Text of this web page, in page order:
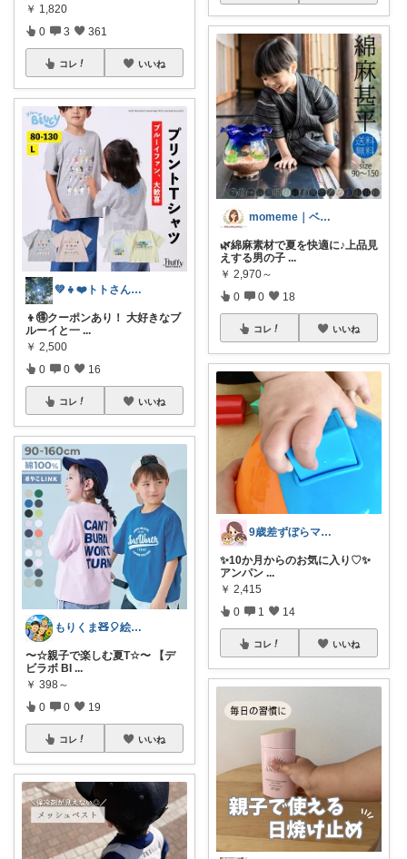
￥ 1,820
0 3 361
コレ いいね
💚👧❤️トトさん 8月🥵
👦🉐クーポンあり！ 大好きなブ
ルーイと一 ...
￥ 2,500
0 0 16
コレ いいね
もりくま🧸🎈絵本・スイーツ・酒他🙇
〜☆親子で楽しむ夏T☆〜 【デ
ビラボ BI ...
￥ 398～
0 0 19
コレ いいね
momeme｜ベビー&キッズ専門店
🌿綿麻素材で夏を快適に♪上品見
えする男の子 ...
￥ 2,970～
0 0 18
コレ いいね
9歳差ずぼらママの買って良かったもの✨
✨10か月からのお気に入り♡✨
アンパン ...
￥ 2,415
0 1 14
コレ いいね